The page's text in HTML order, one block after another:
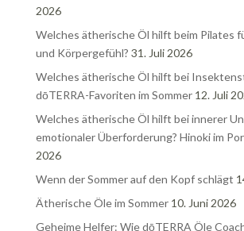
2026
Welches ätherische Öl hilft beim Pilates
und Körpergefühl? 31. Juli 2026
Welches ätherische Öl hilft bei
dōTERRA-Favoriten im Sommer 12. Juli
Welches ätherische Öl hilft bei innerer
emotionaler Überforderung? Hinoki im
2026
Wenn der Sommer auf den Kopf schlägt
Ätherische Öle im Sommer 10. Juni 2026
Geheime Helfer: Wie dōTERRA Öle